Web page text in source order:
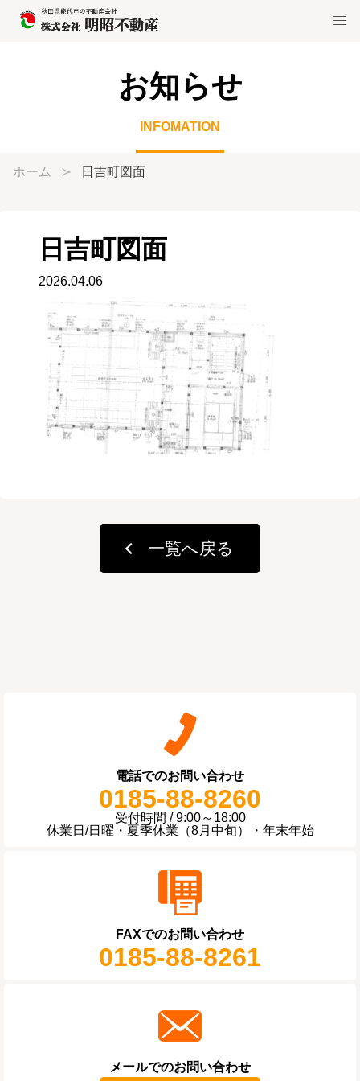
お知らせ
INFOMATION
ホーム 日吉町図面
日吉町図面
2026.04.06
一覧へ戻る
電話でのお問い合わせ
0185-88-8260
受付時間 / 9:00～18:00
休業日/日曜・夏季休業（8月中旬）・年末年始
FAXでのお問い合わせ
0185-88-8261
メールでのお問い合わせ